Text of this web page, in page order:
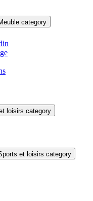
category
loisirs category
et loisirs category